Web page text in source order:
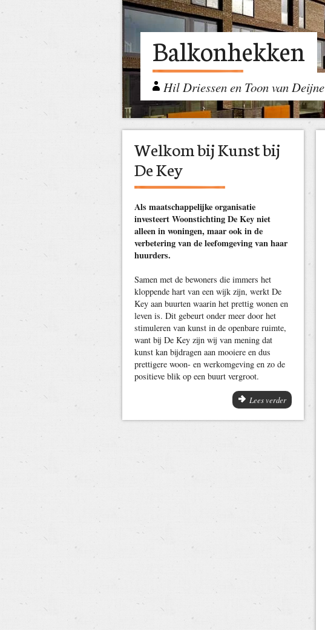
Balkonhekken
Hil Driessen en Toon van Deijne
Welkom bij Kunst bij
De Key
Als maatschappelijke organisatie
investeert Woonstichting De Key niet
alleen in woningen, maar ook in de
verbetering van de leefomgeving van haar
huurders.
Samen met de bewoners die immers het
kloppende hart van een wijk zijn, werkt De
Key aan buurten waarin het prettig wonen en
leven is. Dit gebeurt onder meer door het
stimuleren van kunst in de openbare ruimte,
want bij De Key zijn wij van mening dat
kunst kan bijdragen aan mooiere en dus
prettigere woon- en werkomgeving en zo de
positieve blik op een buurt vergroot.
Lees verder